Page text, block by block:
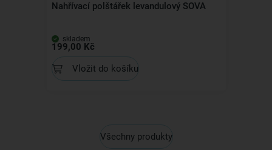
Nahřívací polštářek levandulový SOVA
skladem
199,00 Kč
Vložit do košíku
Všechny produkty